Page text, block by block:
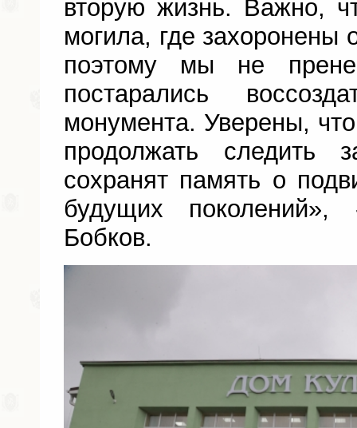
вторую жизнь. Важно,
могила, где захоронены
поэтому мы не
постарались
монумента. Уверены,
продолжать следить
сохранят память о
будущих
Бобков.